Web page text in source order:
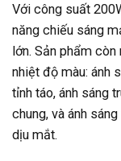
Với công suất
năng chiếu sáng
lớn. Sản phẩm
nhiệt độ màu: ánh
tỉnh táo, ánh sáng
chung, và ánh
dịu mắt.